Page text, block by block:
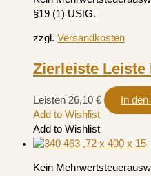
§19 (1) UStG.
zzgl. Versandkosten
Zierleiste Leiste
Leisten 26,10 €
In
Add to Wishlist
Add to Wishlist
Kein